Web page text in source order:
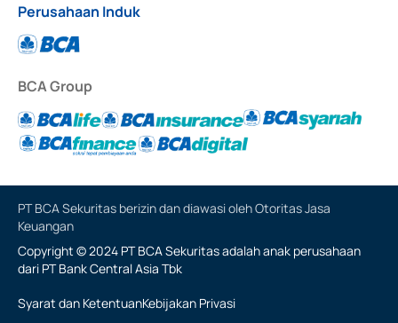
Perusahaan Induk
BCA Group
PT BCA Sekuritas berizin dan diawasi oleh Otoritas Jasa
Keuangan
Copyright © 2024 PT BCA Sekuritas adalah anak perusahaan
dari PT Bank Central Asia Tbk
Syarat dan KetentuanKebijakan Privasi